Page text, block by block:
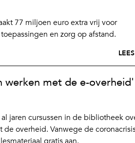
77 miljoen euro extra vrij voor
en zorg op afstand.
werken met de e-
jaren cursussen in de bibliotheek
overheid. Vanwege de